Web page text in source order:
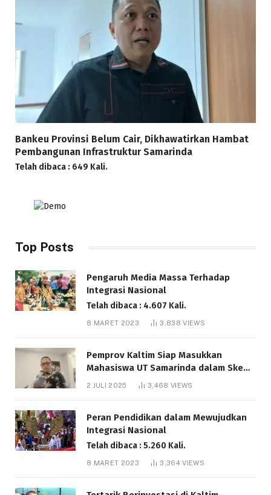
Bankeu Provinsi Belum Cair, Dikhawatirkan Hambat
Pembangunan Infrastruktur Samarinda
Telah dibaca : 649 Kali.
Top Posts
Pengaruh Media Massa Terhadap
Integrasi Nasional
Telah dibaca : 4.607 Kali.
8 MARET 2023 3,838VIEWS
Pemprov Kaltim Siap Masukkan
Mahasiswa UT Samarinda dalam Skema
Bantuan Pendidikan Gratispol
2 JULI 2025 3,468 VIEWS
Peran Pendidikan dalam Mewujudkan
Integrasi Nasional
Telah dibaca : 5.260 Kali.
8 MARET 2023 3,364VIEWS